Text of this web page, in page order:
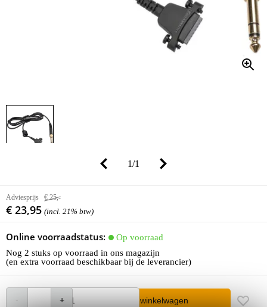
1/1
Adviesprijs € 25,-
€ 23,95 (incl. 21% btw)
Online voorraadstatus:
Op voorraad
Nog 2 stuks op voorraad in ons magazijn
(en extra voorraad beschikbaar bij de leverancier)
In winkelwagen